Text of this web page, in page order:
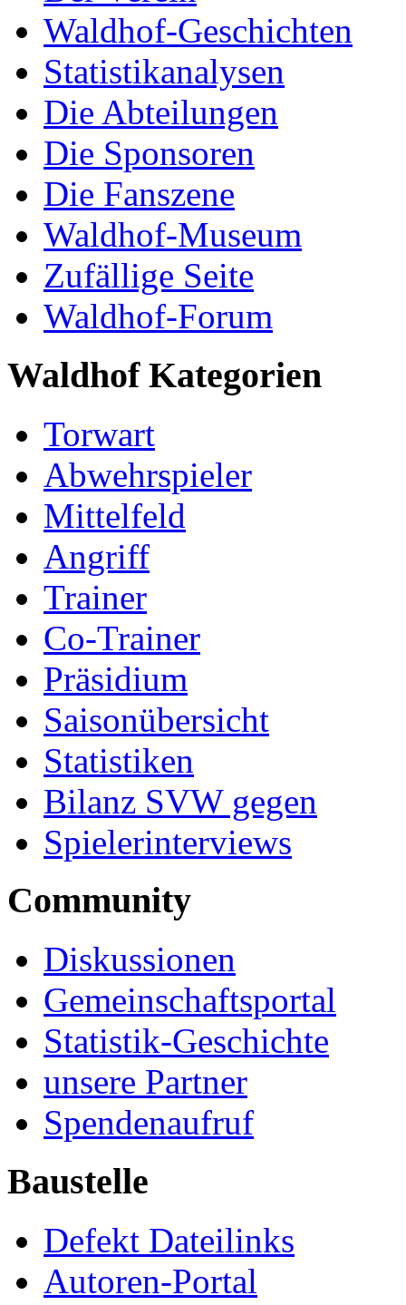
Waldhof-Geschichten
Statistikanalysen
Die Abteilungen
Die Sponsoren
Die Fanszene
Waldhof-Museum
Zufällige Seite
Waldhof-Forum
Waldhof Kategorien
Torwart
Abwehrspieler
Mittelfeld
Angriff
Trainer
Co-Trainer
Präsidium
Saisonübersicht
Statistiken
Bilanz SVW gegen
Spielerinterviews
Community
Diskussionen
Gemeinschaftsportal
Statistik-Geschichte
unsere Partner
Spendenaufruf
Baustelle
Defekt Dateilinks
Autoren-Portal